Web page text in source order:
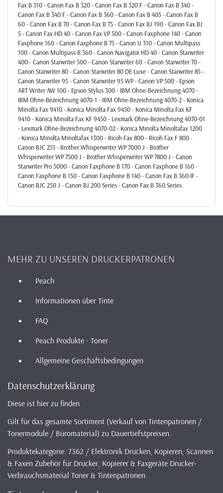
Fax B 310 - Canon Fax B 320 - Canon Fax B 320 F - Canon Fax B 340 -
Canon Fax B 340 F - Canon Fax B 360 - Canon Fax B 405 - Canon Fax B
60 - Canon Fax B 70 - Canon Fax B 75 - Canon Fax BJ 190 - Canon Fax BJ
5 - Canon Fax HD 40 - Canon Fax VP 500 - Canon Faxphone 140 - Canon
Faxphone 160 - Canon Faxphone B 75 - Canon IJ 310 - Canon Multipass
100 - Canon Multipass B 360 - Canon Navigator HD 40 - Canon Starwriter
400 - Canon Starwriter 500 - Canon Starwriter 60 - Canon Starwriter 70 -
Canon Starwriter 80 - Canon Starwriter 80 DE Luxe - Canon Starwriter 85 -
Canon Starwriter 95 - Canon Starwriter 95 WP - Canon VP 500 - Epson
ART Writer AW 100 - Epson Stylus 300 - IBM Ohne-Bezeichnung 4070 -
IBM Ohne-Bezeichnung 4070-1 - IBM Ohne-Bezeichnung 4070-2 - Konica
Minolta Fax 9410 - Konica Minolta Fax 9450 - Konica Minolta Fax KF
9410 - Konica Minolta Fax KF 9450 - Lexmark Ohne-Bezeichnung 4070-01
- Lexmark Ohne-Bezeichnung 4070-02 - Konica Minolta Minoltafax 1200
- Konica Minolta Minoltafax 1300 - Ricoh Fax 800 - Ricoh Fax F 800 -
Canon BJC 251 - Brother Whisperwriter WP 7000 J - Brother
Whisperwriter WP 7500 J - Brother Whisperwriter WP 7800 J - Canon
Starwriter Pro 5000 - Canon Faxphone B 170 - Canon Faxphone B 160 -
Canon Faxphone B 150 - Canon Faxphone B 140 - Canon Fax B 360 IF -
Canon BJC 250 J - Canon BJ 200 Series - Canon Fax B 360 Series
MEHR ZU UNSEREN DRUCKERPATRONEN
Peach
Informationen über Tinte
FAQ
Peach Produkte - Toner
Allgemeine Geschäftsbedingungen
Datenschutzerklärung
Diese ist hier zu finden
Gilt für das gesamte Sortiment (Verkauf von Tintenpatronen /
Tonermodule / Büromaterial) zu Dauertiefstpreisen.
Produktekategorie: 7362 / Elektronik Drucken, Kopieren, Scannen
& Faxen Zubehör für Drucker, Kopierer & Faxgeräte Drucker-
Verbrauchsmaterial Toner & Tintenpatronen